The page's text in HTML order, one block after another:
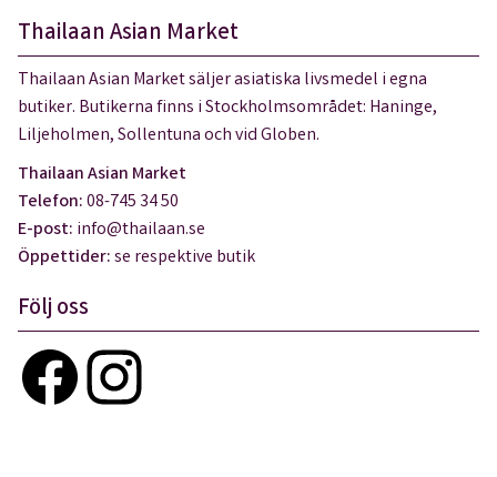
Thailaan Asian Market
Thailaan Asian Market säljer asiatiska livsmedel i egna
butiker. Butikerna finns i Stockholmsområdet: Haninge,
Liljeholmen, Sollentuna och vid Globen.
Thailaan Asian Market
Telefon:08-745 34 50
E-post: info@thailaan.se
Öppettider:se respektive butik
Följ oss